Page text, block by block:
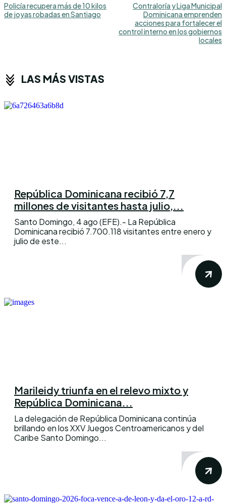
Policía recupera más de 10 kilos
de joyas robadas en Santiago
Contraloría y Liga Municipal
Dominicana emprenden
acciones para fortalecer el
control interno en los gobiernos
locales
LAS MÁS VISTAS
República Dominicana recibió 7,7
millones de visitantes hasta julio,...
Santo Domingo, 4 ago (EFE).- La República
Dominicana recibió 7.700.118 visitantes entre enero y
julio de este...
Marileidy triunfa en el relevo mixto y
República Dominicana...
La delegación de República Dominicana continúa
brillando en los XXV Juegos Centroamericanos y del
Caribe Santo Domingo...